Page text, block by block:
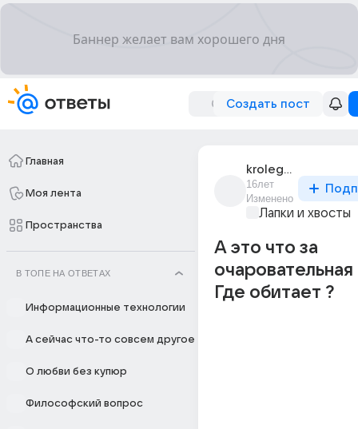
Создать пост
Главная
Моя лента
Пространства
В ТОПЕ НА ОТВЕТАХ
Информационные технологии
А сейчас что-то совсем другое
О любви без купюр
Философский вопрос
kroleg_iuiu
16лет
Изменено
Лапки и хвосты
А это что за
очаровательная
Где обитает ?